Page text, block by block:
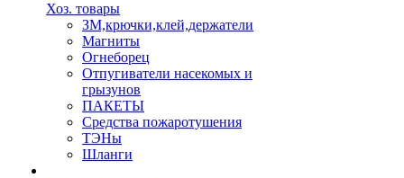
Хоз. товары
ЗМ,крючки,клей,держатели
Магниты
Огнеборец
Отпугиватели насекомых и
грызунов
ПАКЕТЫ
Средства пожаротушения
ТЭНы
Шланги